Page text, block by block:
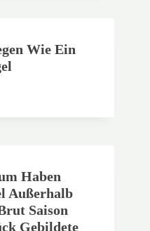
Wie Ein
Haben
Außerhalb
Saison
Gebildete